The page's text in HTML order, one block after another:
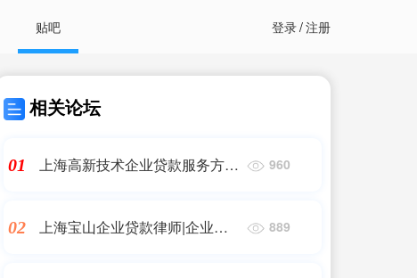
贴吧 登录/注册
相关论坛
01
上海高新技术企业贷款服务方
960
02
上海宝山企业贷款律师|企业信
889